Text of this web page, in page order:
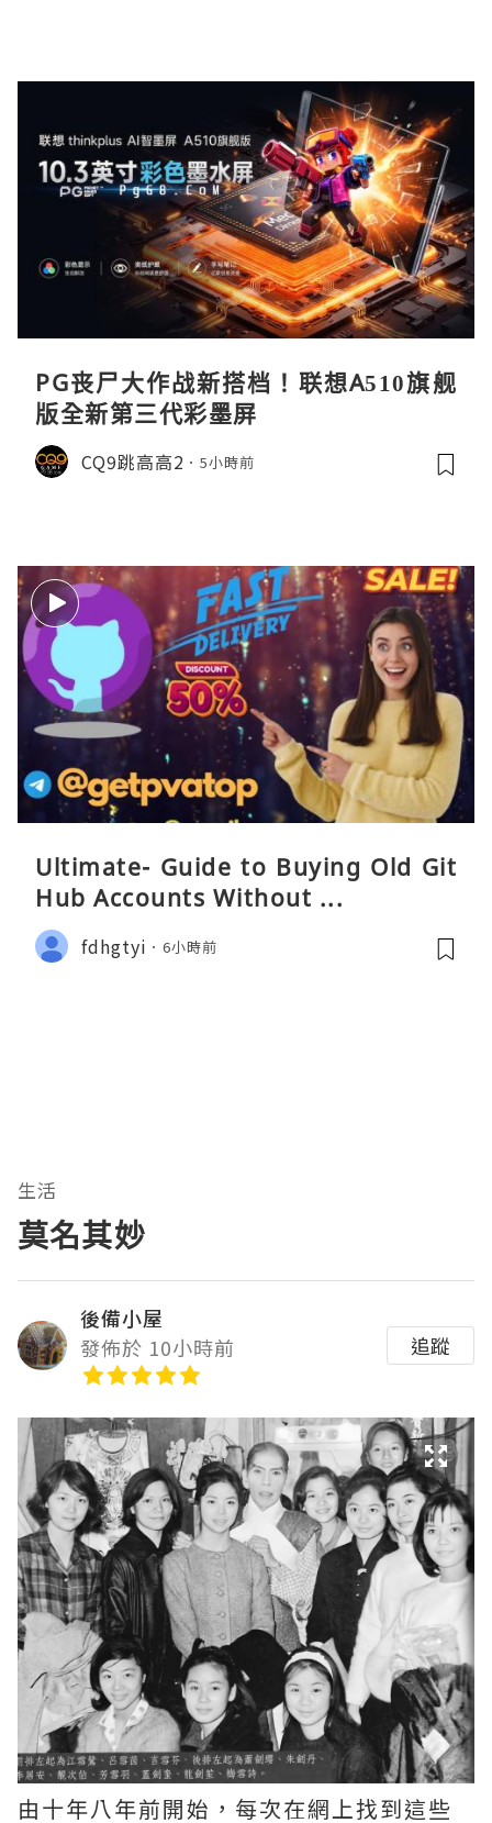
PG丧尸大作战新搭档！联想A510旗舰
版全新第三代彩墨屏
CQ9跳高高2 5小時前
Ultimate- Guide to Buying Old Git
Hub Accounts Without ...
fdhgtyi 6小時前
生活
莫名其妙
後備小屋
發佈於 10小時前
追蹤
由十年八年前開始，每次在網上找到這些